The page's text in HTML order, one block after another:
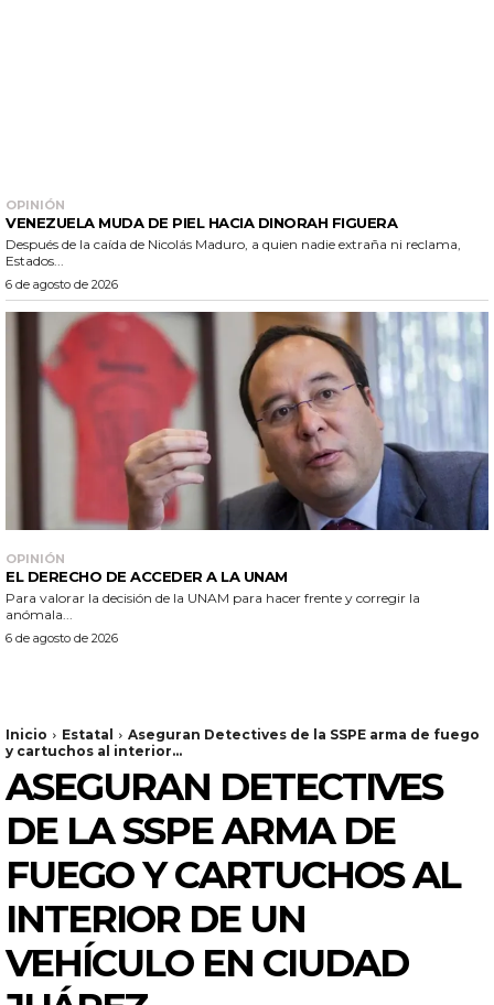
OPINIÓN
VENEZUELA MUDA DE PIEL HACIA DINORAH FIGUERA
Después de la caída de Nicolás Maduro, a quien nadie extraña ni reclama,
Estados...
6 de agosto de 2026
OPINIÓN
EL DERECHO DE ACCEDER A LA UNAM
Para valorar la decisión de la UNAM para hacer frente y corregir la
anómala...
6 de agosto de 2026